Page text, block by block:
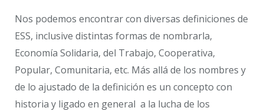
Nos podemos encontrar con diversas definiciones de
ESS, inclusive distintas formas de nombrarla,
Economía Solidaria, del Trabajo, Cooperativa,
Popular, Comunitaria, etc. Más allá de los nombres y
de lo ajustado de la definición es un concepto con
historia y ligado en general a la lucha de los